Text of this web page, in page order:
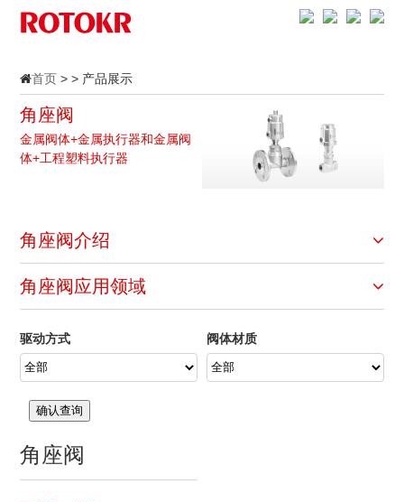
首页 > > 产品展示
角座阀
金属阀体+金属执行器和金属阀
体+工程塑料执行器
角座阀介绍
角座阀应用领域
驱动方式 阀体材质
确认查询
角座阀